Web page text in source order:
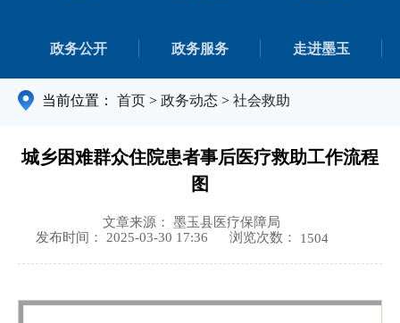
政务公开 政务服务 走进墨玉
当前位置： 首页 > 政务动态 > 社会救助
城乡困难群众住院患者事后医疗救助工作流程
图
文章来源： 墨玉县医疗保障局
发布时间： 2025-03-30 17:36
浏览次数： 1504